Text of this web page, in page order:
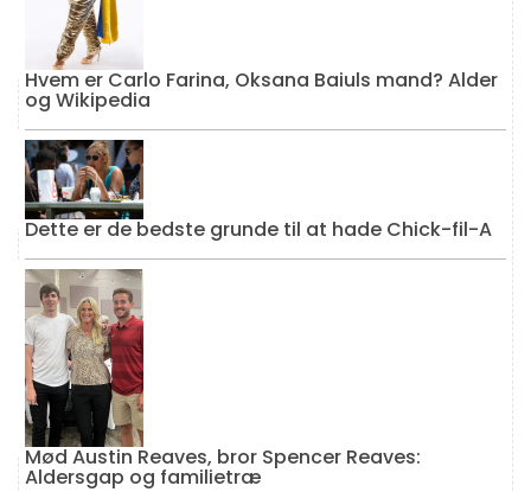
Hvem er Carlo Farina, Oksana Baiuls mand? Alder
og Wikipedia
Dette er de bedste grunde til at hade Chick-fil-A
Mød Austin Reaves, bror Spencer Reaves:
Aldersgap og familietræ